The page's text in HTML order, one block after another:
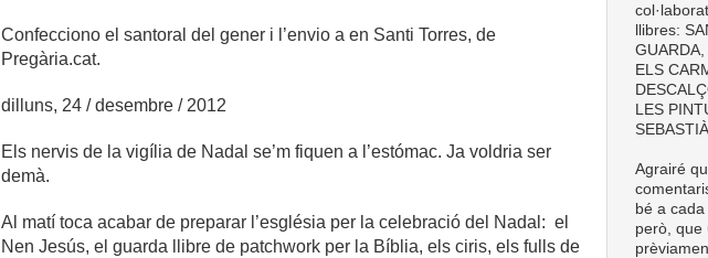
Confecciono el santoral del gener i l’envio a en Santi Torres, de
Pregària.cat.
dilluns, 24 / desembre / 2012
Els nervis de la vigília de Nadal se’m fiquen a l’estómac. Ja voldria ser
demà.
Al matí toca acabar de preparar l’església per la celebració del Nadal: el
Nen Jesús, el guarda llibre de patchwork per la Bíblia, els ciris, els fulls de
llibres:
GUARDA,
ELS
LES
Agrairé
bé a cada
però, que